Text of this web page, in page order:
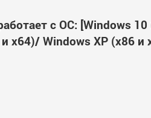
с ОС: [Windows
x64)/ Windows XP (x86